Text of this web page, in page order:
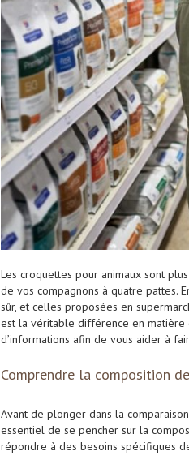
Les croquettes pour animaux sont
de vos compagnons à quatre pattes.
sûr, et celles proposées en
est la véritable différence en
d’informations afin de vous aider à
Comprendre la composition
Avant de plonger dans la
essentiel de se pencher sur la
répondre à des besoins spécifiques